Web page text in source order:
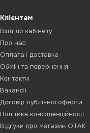
Клієнтам
Вхід до кабінету
Про нас
Оплата і доставка
Обмін та повернення
Контакти
Вакансії
Договір публічної оферти
Політика конфіденційності
Відгуки про магазин ОТАК